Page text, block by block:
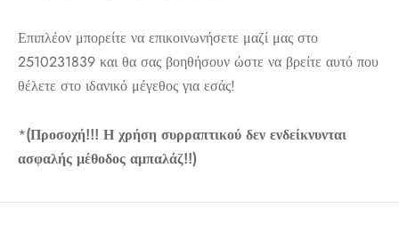
Επιπλέον μπορείτε να επικοινωνήσετε μαζί μας στο
2510231839 και θα σας βοηθήσουν ώστε να βρείτε αυτό που
θέλετε στο ιδανικό μέγεθος για εσάς!
*(Προσοχή!!! Η χρήση συρραπτικού δεν ενδείκνυνται
ασφαλής μέθοδος αμπαλάζ!!)